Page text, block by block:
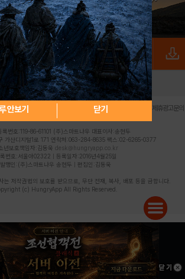
안보기 닫기
로그인 PC버전 전체앱
처리방침 불법촬영물 신고센터 제휴광고문의
록번호:119-86-61101 (주)스마트나우 대표이사:송현두
가산디지털1로 171 연락처:063-284-8635 팩스:02-6265-0377
년보호책임자:김동욱 desk@hungryapp.co.kr
번호:서울아02322 | 등록일자:2016년4월25일
발행인:(주)스마트나우 송현두 | 편집인:김동욱
는 저작권법의 보호를 받으므로, 무단 전재, 복사, 배포 등을 금합니다.
(c) HungryApp All Rights Reserved.